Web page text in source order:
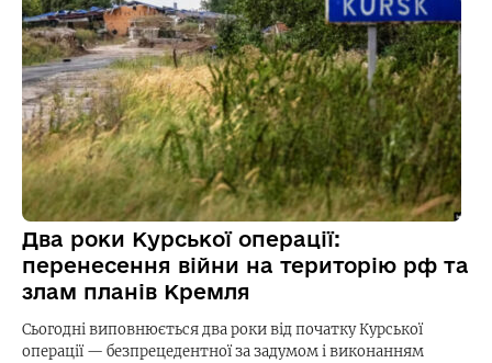
Два роки Курської операції:
перенесення війни на територію рф та
злам планів Кремля
Сьогодні виповнюється два роки від початку Курської
операції — безпрецедентної за задумом і виконанням